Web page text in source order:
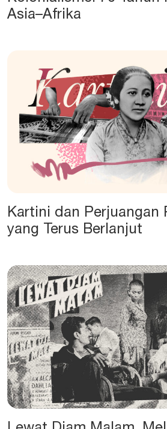
Asia–Afrika
Kartini dan Perjuangan
yang Terus Berlanjut